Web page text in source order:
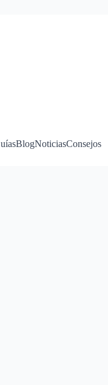
BlogNoticiasConsejos